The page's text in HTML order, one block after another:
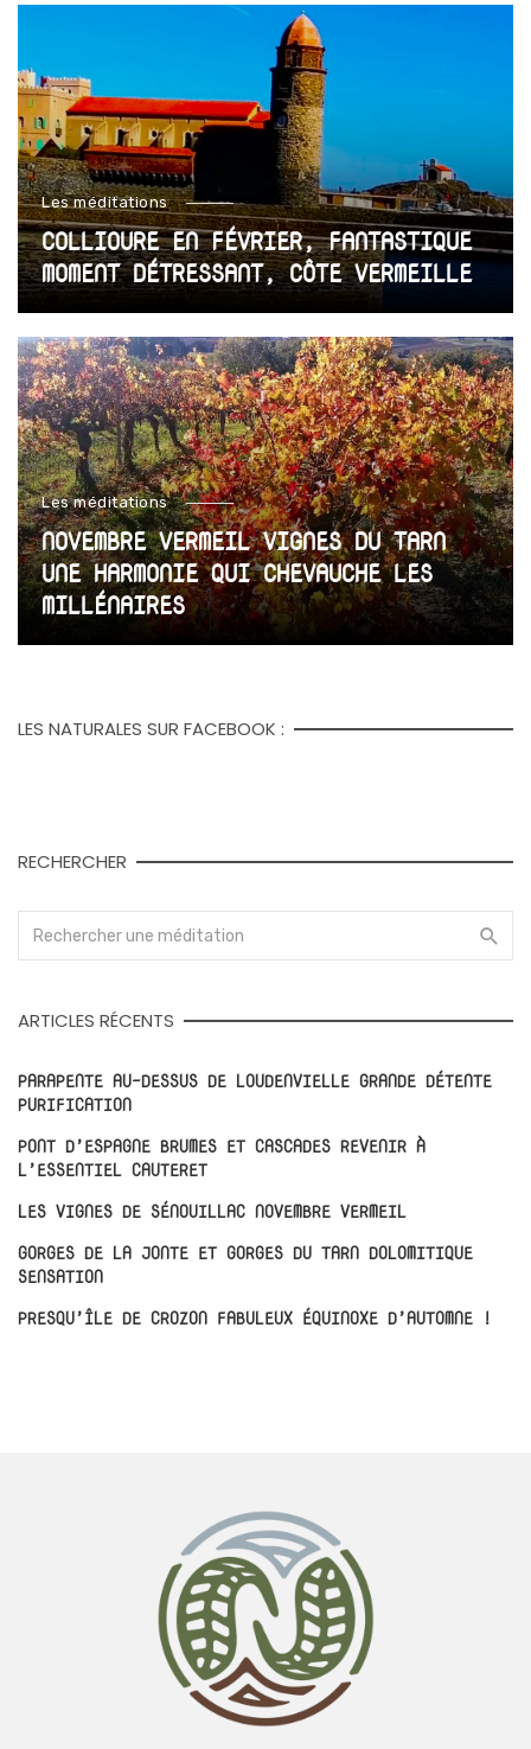
Les méditations
COLLIOURE EN FÉVRIER, FANTASTIQUE
MOMENT DÉTRESSANT, CÔTE VERMEILLE
Les méditations
NOVEMBRE VERMEIL VIGNES DU TARN
UNE HARMONIE QUI CHEVAUCHE LES
MILLÉNAIRES
LES NATURALES SUR FACEBOOK :
RECHERCHER
ARTICLES RÉCENTS
PARAPENTE AU-DESSUS DE LOUDENVIELLE GRANDE DÉTENTE
PURIFICATION
PONT D’ESPAGNE BRUMES ET CASCADES REVENIR À
L’ESSENTIEL CAUTERET
LES VIGNES DE SÉNOUILLAC NOVEMBRE VERMEIL
GORGES DE LA JONTE ET GORGES DU TARN DOLOMITIQUE
SENSATION
PRESQU’ÎLE DE CROZON FABULEUX ÉQUINOXE D’AUTOMNE !